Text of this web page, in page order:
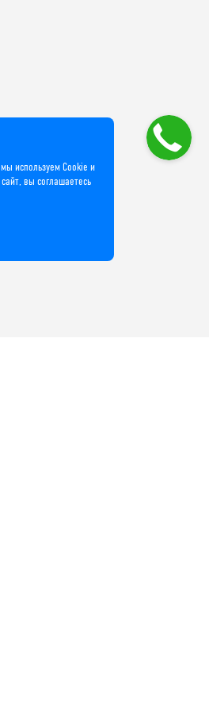
используем Cookie и
вы соглашаетесь